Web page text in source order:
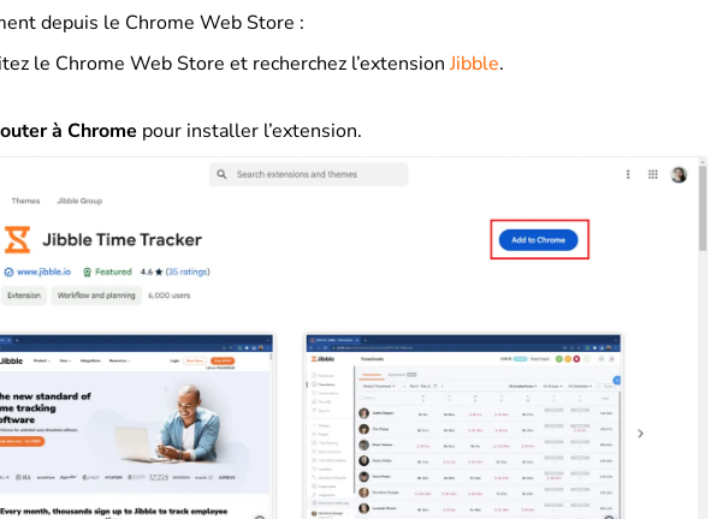
depuis le Chrome Web Store :
le Chrome Web Store et recherchez l’extensionJibble.
à Chrome pour installer l’extension.